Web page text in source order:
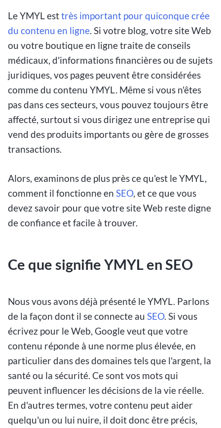
Le YMYL esttrès important pour quiconque crée
du contenu en ligne. Si votre blog, votre site Web
ou votre boutique en ligne traite de conseils
médicaux, d'informations financières ou de sujets
juridiques, vos pages peuvent être considérées
comme du contenu YMYL. Même si vous n'êtes
pas dans ces secteurs, vous pouvez toujours être
affecté, surtout si vous dirigez une entreprise qui
vend des produits importants ou gère de grosses
transactions.
Alors, examinons de plus près ce qu'est le YMYL,
comment il fonctionne en SEO, et ce que vous
devez savoir pour que votre site Web reste digne
de confiance et facile à trouver.
Ce que signifie YMYL en SEO
Nous vous avons déjà présenté le YMYL. Parlons
de la façon dont il se connecte au SEO. Si vous
écrivez pour le Web, Google veut que votre
contenu réponde à une norme plus élevée, en
particulier dans des domaines tels que l'argent, la
santé ou la sécurité. Ce sont vos mots qui
peuvent influencer les décisions de la vie réelle.
En d'autres termes, votre contenu peut aider
quelqu'un ou lui nuire, il doit donc être précis,